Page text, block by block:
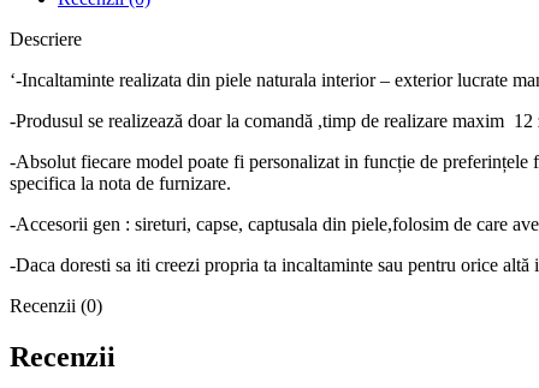
Descriere
‘-Incaltaminte realizata din piele naturala interior – exterior lucrate
-Produsul se realizează doar la comandă ,timp de realizare maxim 12
-Absolut fiecare model poate fi personalizat in funcție de preferințele
specifica la nota de furnizare.
-Accesorii gen : sireturi, capse, captusala din piele,folosim de care
-Daca doresti sa iti creezi propria ta incaltaminte sau pentru orice
Recenzii (0)
Recenzii